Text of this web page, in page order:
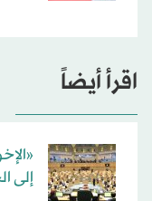
اقرأ أيضاً
إلى